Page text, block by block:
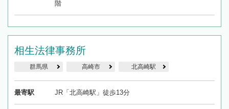
階
相生法律事務所
群馬県 高崎市 北高崎駅
最寄駅 JR「北高崎駅」徒歩13分